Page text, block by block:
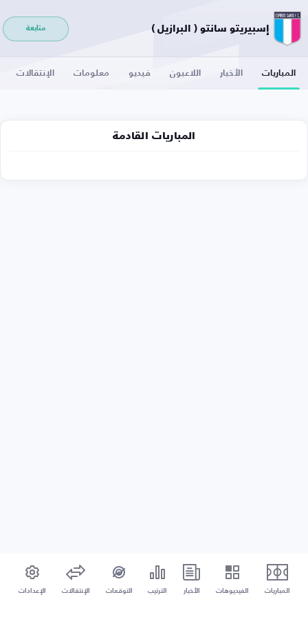
إسبيريتو سانتو ( البرازيل ) متابعة
المباريات الأخبار اللاعبون فيديو معلومات الإنتقالات
المباريات القادمة
المباريات الفيديوهات الأخبار الترتيب التوقعات الإنتقالات الإعدادات